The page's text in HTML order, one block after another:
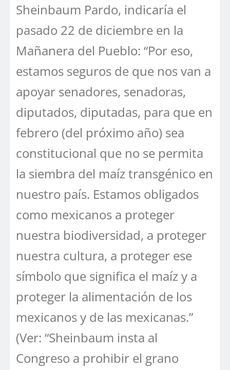
Sheinbaum Pardo, indicaría el
pasado 22 de diciembre en la
Mañanera del Pueblo: “Por eso,
estamos seguros de que nos van a
apoyar senadores, senadoras,
diputados, diputadas, para que en
febrero (del próximo año) sea
constitucional que no se permita
la siembra del maíz transgénico en
nuestro país. Estamos obligados
como mexicanos a proteger
nuestra biodiversidad, a proteger
nuestra cultura, a proteger ese
símbolo que significa el maíz y a
proteger la alimentación de los
mexicanos y de las mexicanas.”
(Ver: “Sheinbaum insta al
Congreso a prohibir el grano